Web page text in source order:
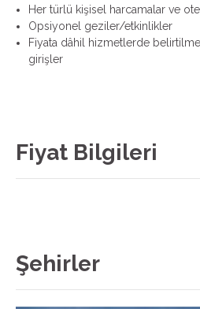
Her türlü kişisel harcamalar ve
Opsiyonel geziler/etkinlikler
Fiyata dâhil hizmetlerde
girişler
Fiyat Bilgileri
Şehirler